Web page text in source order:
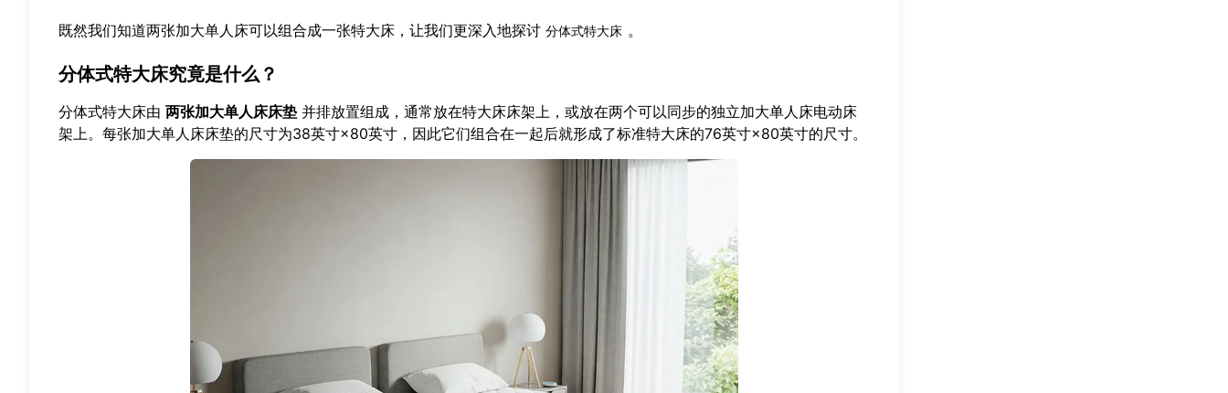
既然我们知道两张加大单人床可以组合成一张特大床，让我们更深入地探讨 分体式特大床 。
分体式特大床究竟是什么？
分体式特大床由 两张加大单人床床垫 并排放置组成，通常放在特大床床架上，或放在两个可以同步的独立加大单人床电动床
架上。每张加大单人床床垫的尺寸为38英寸×80英寸，因此它们组合在一起后就形成了标准特大床的76英寸×80英寸的尺寸。